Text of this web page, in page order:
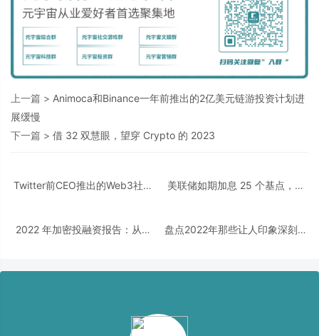
上一篇 > Animoca和Binance一年前推出的2亿美元链游投资计划进
展缓慢
下一篇 > 借 32 双慧眼，望穿 Crypto 的 2023
Twitter前CEO推出的Web3社交
美联储如期加息 25 个基点，最
2022 年加密投融资报告：从资
盘点2022年那些让人印象深刻的